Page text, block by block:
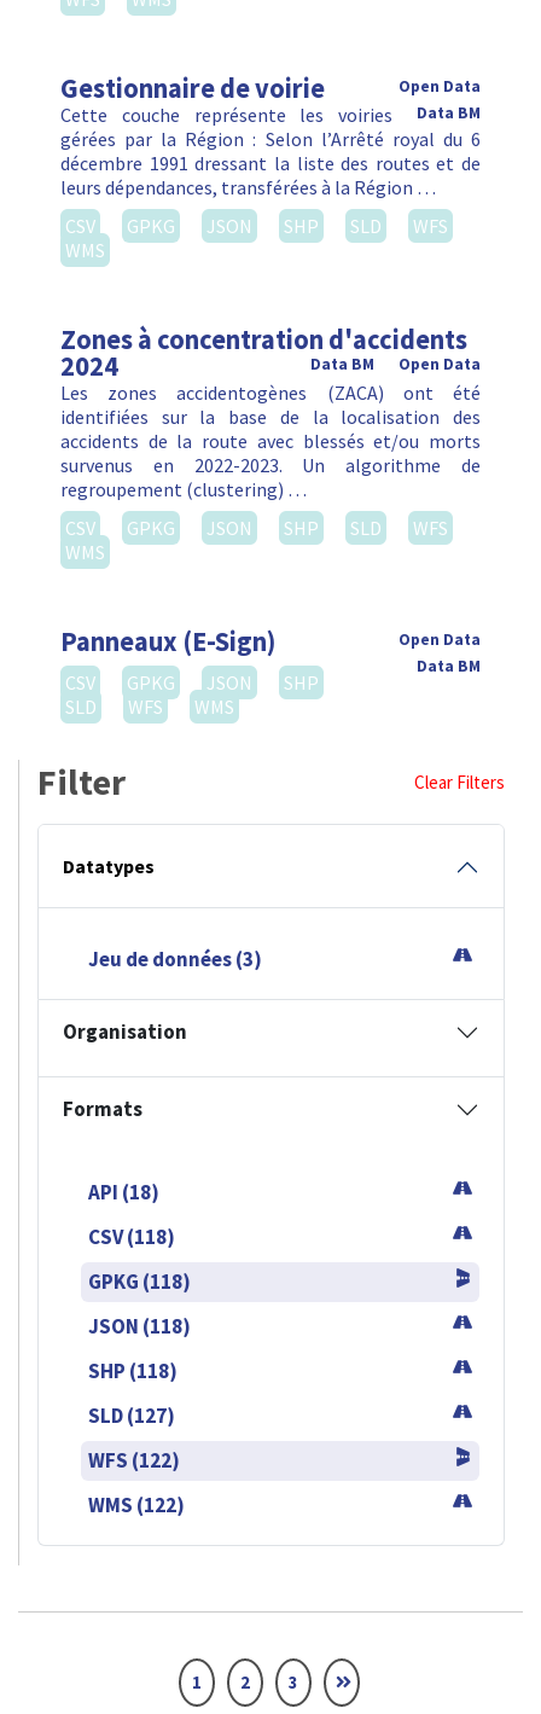
Gestionnaire de voirie
Open Data
Data BM
Cette couche représente les voiries
gérées par la Région : Selon l’Arrêté royal du 6
décembre 1991 dressant la liste des routes et de
leurs dépendances, transférées à la Région …
CSV
GPKG JSON SHP SLD
WFS
WMS
Zones à concentration d'accidents
2024 Open Data
Data BM
Les zones accidentogènes (ZACA) ont été
identifiées sur la base de la localisation des
accidents de la route avec blessés et/ou morts
survenus en 2022-2023. Un algorithme de
regroupement (clustering) …
CSV
GPKG JSON SHP SLD
WFS
WMS
Panneaux (E-Sign)
Open Data
Data BM
CSV GPKG JSON
SHP
SLD
WFS WMS
Filter Clear Filters
Datatypes
Jeu de données (3)
Organisation
Formats
API (18)
CSV (118)
GPKG (118)
JSON (118)
SHP (118)
SLD (127)
WFS (122)
WMS (122)
1 2 3